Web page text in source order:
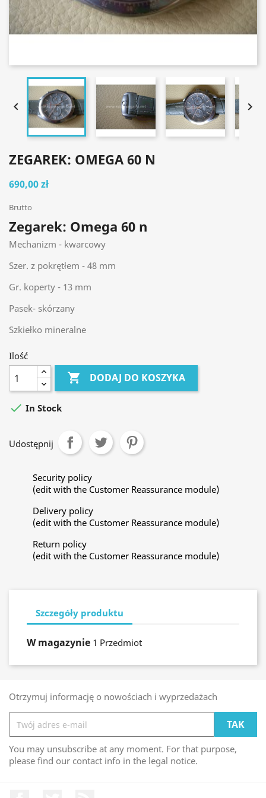
 
ZEGAREK: OMEGA 60 N
690,00 zł
Brutto
Zegarek: Omega 60 n
Mechanizm - kwarcowy
Szer. z pokrętłem - 48 mm
Gr. koperty - 13 mm
Pasek- skórzany
Szkiełko mineralne
Ilość
 DODAJ DO KOSZYKA
 In Stock
Udostępnij
Security policy
(edit with the Customer Reassurance module)
Delivery policy
(edit with the Customer Reassurance module)
Return policy
(edit with the Customer Reassurance module)
Szczegóły produktu
W magazynie 1 Przedmiot
Otrzymuj informację o nowościach i wyprzedażach
You may unsubscribe at any moment. For that purpose,
please find our contact info in the legal notice.